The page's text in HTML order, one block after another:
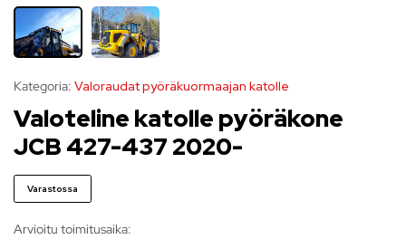
Kategoria: Valoraudat pyöräkuormaajan katolle
Valoteline katolle pyöräkone
JCB 427-437 2020-
Varastossa
Arvioitu toimitusaika: